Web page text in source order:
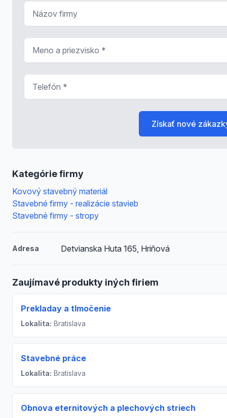
Kategórie firmy
Kovový stavebný materiál
Stavebné firmy - realizácie stavieb
Stavebné firmy - stropy
Adresa Detvianska Huta 165, Hriňová
Zaujímavé produkty iných firiem
Prekladay a tlmočenie
Lokalita: Bratislava
Stavebné práce
Lokalita: Bratislava
Obnova eternitových a plechových striech
Získať nové